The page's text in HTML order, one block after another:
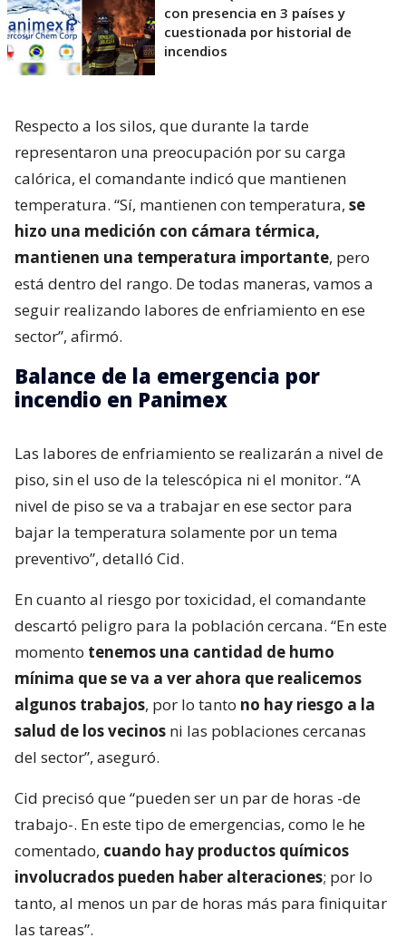
con presencia en 3 países y
cuestionada por historial de
incendios
Respecto a los silos, que durante la tarde
representaron una preocupación por su carga
calórica, el comandante indicó que mantienen
temperatura. “Sí, mantienen con temperatura, se
hizo una medición con cámara térmica,
mantienen una temperatura importante, pero
está dentro del rango. De todas maneras, vamos a
seguir realizando labores de enfriamiento en ese
sector”, afirmó.
Balance de la emergencia por
incendio en Panimex
Las labores de enfriamiento se realizarán a nivel de
piso, sin el uso de la telescópica ni el monitor. “A
nivel de piso se va a trabajar en ese sector para
bajar la temperatura solamente por un tema
preventivo”, detalló Cid.
En cuanto al riesgo por toxicidad, el comandante
descartó peligro para la población cercana. “En este
momento tenemos una cantidad de humo
mínima que se va a ver ahora que realicemos
algunos trabajos, por lo tanto no hay riesgo a la
salud de los vecinos ni las poblaciones cercanas
del sector”, aseguró.
Cid precisó que “pueden ser un par de horas -de
trabajo-. En este tipo de emergencias, como le he
comentado, cuando hay productos químicos
involucrados pueden haber alteraciones; por lo
tanto, al menos un par de horas más para finiquitar
las tareas”.